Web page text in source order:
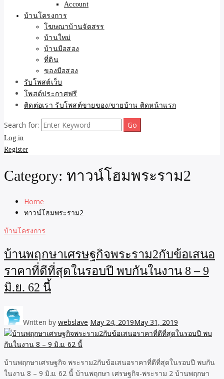
Account
บ้านโครงการ
โฆษณาบ้านจัดสรร
บ้านใหม่
บ้านมือสอง
ที่ดิน
ของมือสอง
รับโพสต์เว็บ
โพสต์ประกาศฟรี
ติดต่อเรา รับโพสต์ขายของ/ขายบ้าน ติดหน้าแรก
Search for:
Log in
Register
Category: ทาวน์โฮมพระราม2
Home
ทาวน์โฮมพระราม2
บ้านโครงการ
บ้านพฤกษาเศรษฐกิจพระราม2กับข้อเสนอ
ราคาที่ดีที่สุดในรอบปี พบกันในงาน 8 – 9
มิ.ย. 62 นี้
Written by webslave May 24, 2019May 31, 2019
บ้านพฤกษาเศรษฐกิจ พระราม2กับข้อเสนอราคาที่ดีที่สุดในรอบปี พบกัน
ในงาน 8 – 9 มิ.ย. 62 นี้ บ้านพฤกษา เศรษฐกิจ-พระราม 2 บ้านพฤกษา